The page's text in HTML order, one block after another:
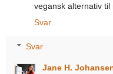
vegansk alternativ til
Svar
Svar
Jane H.